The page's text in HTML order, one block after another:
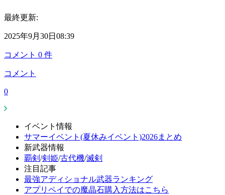
最終更新:
2025年9月30日08:39
コメント 0 件
コメント
0
イベント情報
サマーイベント(夏休みイベント)2026まとめ
新武器情報
覇剣 /剣姫/古代機/滅剣
注目記事
最強アディショナル武器ランキング
アプリペイでの魔晶石購入方法はこちら